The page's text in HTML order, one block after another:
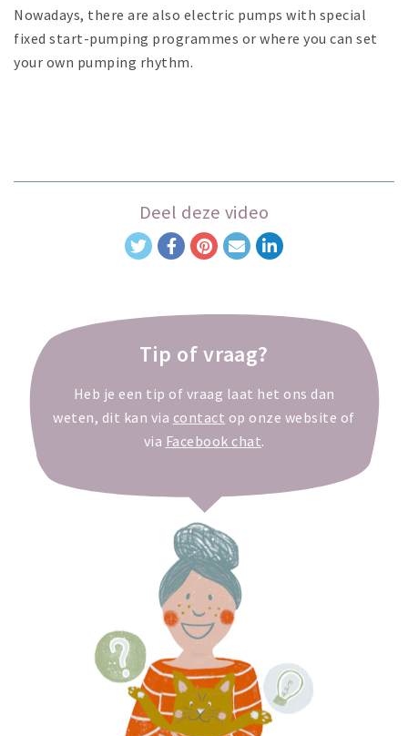
Nowadays, there are also electric pumps with special
fixed start-pumping programmes or where you can set
your own pumping rhythm.
Deel deze video
Tip of vraag?
Heb je een tip of vraag laat het ons dan
weten, dit kan via contact op onze website of
via Facebook chat.